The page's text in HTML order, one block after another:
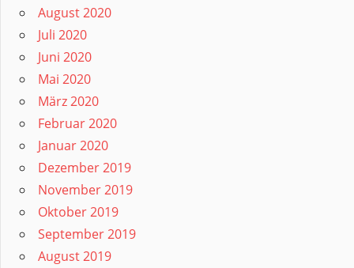
August 2020
Juli 2020
Juni 2020
Mai 2020
März 2020
Februar 2020
Januar 2020
Dezember 2019
November 2019
Oktober 2019
September 2019
August 2019